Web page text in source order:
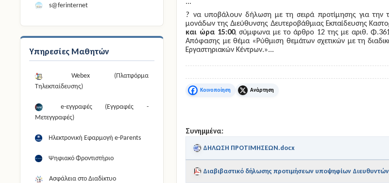
s@ferinternet
Υπηρεσίες Μαθητών
Webex (Πλατφόρμα
Τηλεκπαίδευσης)
e-εγγραφές (Εγγραφές -
Μετεγγραφές)
Ηλεκτρονική Εφαρμογή e-Parents
Ψηφιακό Φροντιστήριο
Ασφάλεια στο Διαδίκτυο
? να υποβάλουν δήλωση με τη σειρά προτίμησης για την
μονάδων της Διεύθυνσης Δευτεροβάθμιας Εκπαίδευσης
και ώρα 15:00, σύμφωνα με το άρθρο 12 της με αριθ.
Απόφασης με θέμα «Ρύθμιση θεμάτων σχετικών με τη
Εργαστηριακών Κέντρων.»...
Facebook X
Συνημμένα:
ΔΗΛΩΣΗ ΠΡΟΤΙΜΗΣΕΩΝ.docx
Διαβιβαστικό δήλωσης προτιμήσεων υποψηφίων